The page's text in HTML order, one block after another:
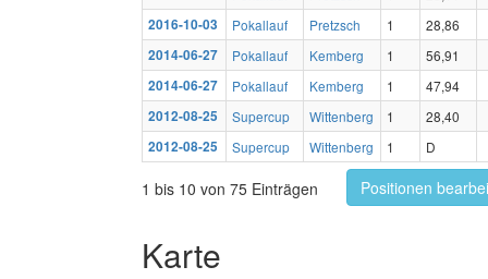
2016-10-03
Pokallauf Pretzsch 1
28,86
2014-06-27
Pokallauf Kemberg 1
56,91
2014-06-27
Pokallauf Kemberg 1
47,94
2012-08-25
Supercup Wittenberg 1
28,40
2012-08-25
Supercup Wittenberg 1 D
1 bis 10 von 75 Einträgen Positionen
Karte